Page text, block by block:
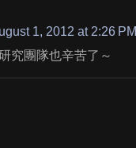
1, 2012 at 2:26 PM
究團隊也辛苦了～